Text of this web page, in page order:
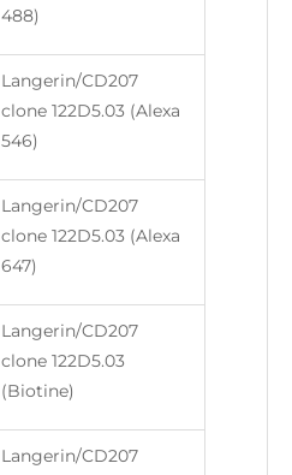
488)
Langerin/CD207
clone 122D5.03 (Alexa
546)
Langerin/CD207
clone 122D5.03 (Alexa
647)
Langerin/CD207
clone 122D5.03
(Biotine)
Langerin/CD207